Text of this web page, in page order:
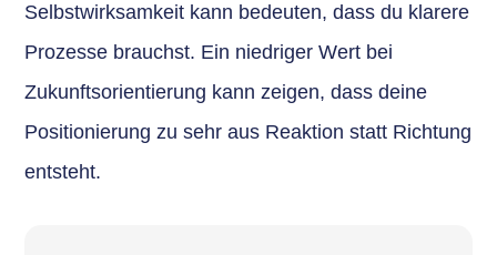
Selbstwirksamkeit kann bedeuten, dass du klarere
Prozesse brauchst. Ein niedriger Wert bei
Zukunftsorientierung kann zeigen, dass deine
Positionierung zu sehr aus Reaktion statt Richtung
entsteht.